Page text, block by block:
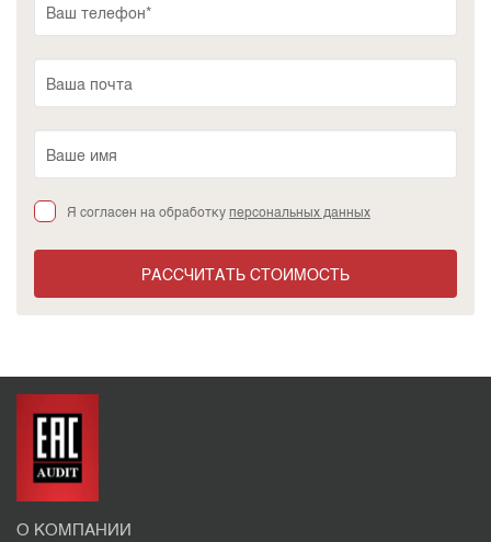
Я согласен на обработкуперсональных данных
РАССЧИТАТЬ СТОИМОСТЬ
О КОМПАНИИ